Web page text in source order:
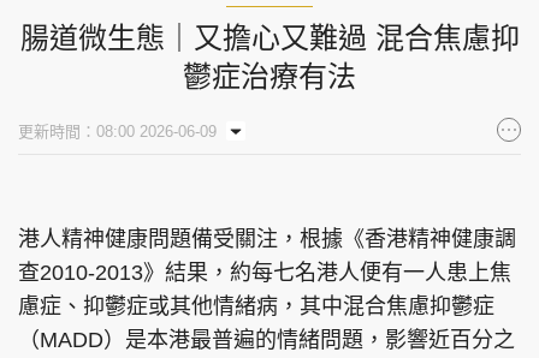
玄學靈異 東周專欄
東周刊 cazbuyer 東Touch
腸道微生態｜又擔心又難過 混合焦慮抑
鬱症治療有法
更新時間：08:00 2026-06-09
港人精神健康問題備受關注，根據《香港精神健康調
查2010-2013》結果，約每七名港人便有一人患上焦
慮症、抑鬱症或其他情緒病，其中混合焦慮抑鬱症
（MADD）是本港最普遍的情緒問題，影響近百分之